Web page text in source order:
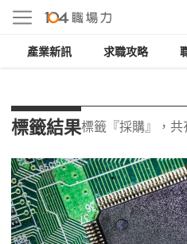
產業新訊 求職攻略
標籤結果標籤『採購』，共